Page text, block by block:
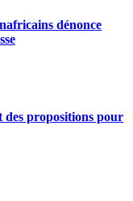
dénonce
des propositions pour